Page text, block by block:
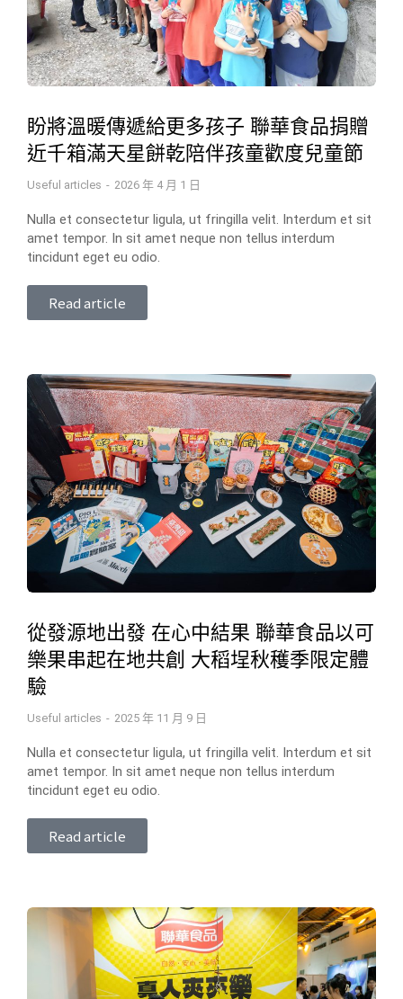
盼將溫暖傳遞給更多孩子 聯華食品捐贈
近千箱滿天星餅乾陪伴孩童歡度兒童節
Useful articles 2026 年 4 月 1 日
Nulla et consectetur ligula, ut fringilla velit. Interdum et sit
amet tempor. In sit amet neque non tellus interdum
tincidunt eget eu odio.
Read article
從發源地出發 在心中結果 聯華食品以可
樂果串起在地共創 大稻埕秋穫季限定體
驗
Useful articles 2025 年 11 月 9 日
Nulla et consectetur ligula, ut fringilla velit. Interdum et sit
amet tempor. In sit amet neque non tellus interdum
tincidunt eget eu odio.
Read article